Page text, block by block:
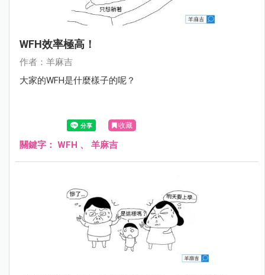
WFH效率極高！
作者：羊麻吉
大家的WFH是什麼樣子的呢？
收藏
關鍵字： WFH 、 羊麻吉